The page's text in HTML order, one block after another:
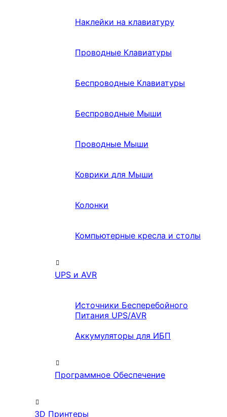
Наклейки на клавиатуру
Проводные Клавиатуры
Беспроводные Клавиатуры
Беспроводные Мыши
Проводные Мыши
Коврики для Мыши
Колонки
Компьютерные кресла и столы
UPS и AVR
Источники Бесперебойного
Питания UPS/AVR
Аккумуляторы для ИБП
Программное Обеспечение
3D Принтеры